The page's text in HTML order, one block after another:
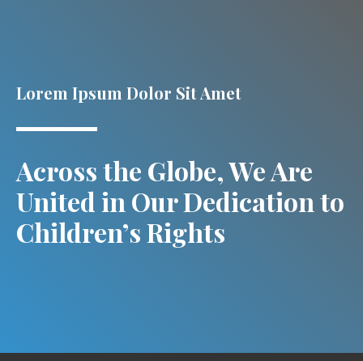
Lorem Ipsum Dolor Sit Amet
Across the Globe, We Are
United in Our Dedication to
Children’s Rights